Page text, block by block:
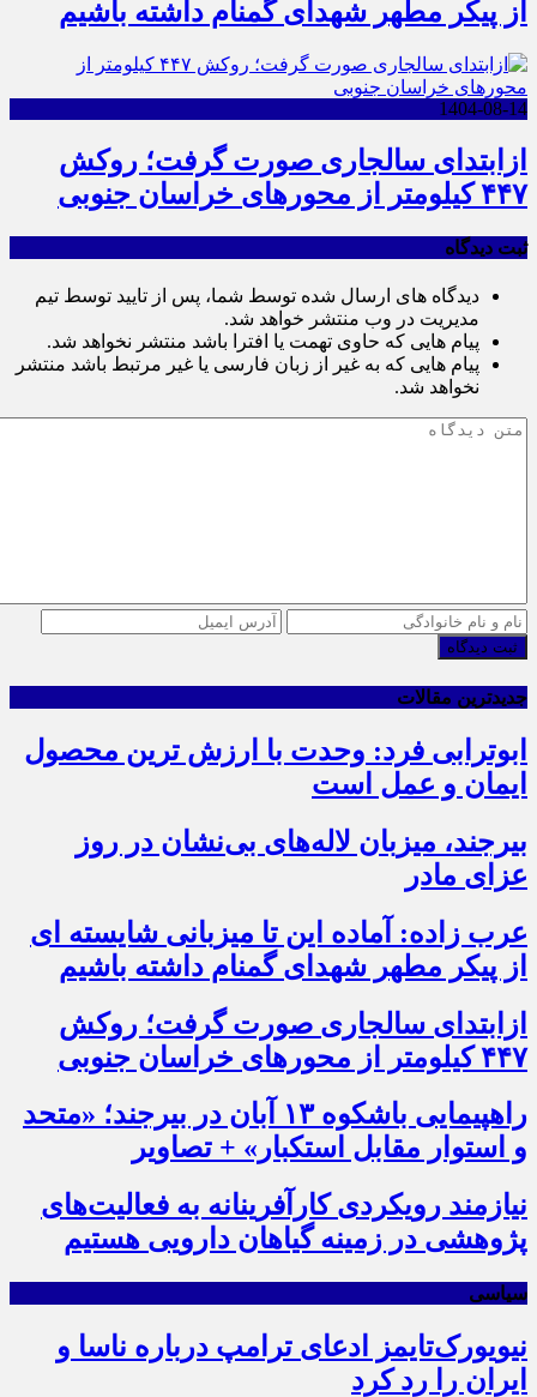
از پیکر مطهر شهدای گمنام داشته باشیم
1404-08-14
ازابتدای سالجاری صورت گرفت؛ روکش
۴۴۷ کیلومتر از محورهای خراسان جنوبی
ثبت دیدگاه
دیدگاه های ارسال شده توسط شما، پس از تایید توسط تیم
مدیریت در وب منتشر خواهد شد.
پیام هایی که حاوی تهمت یا افترا باشد منتشر نخواهد شد.
پیام هایی که به غیر از زبان فارسی یا غیر مرتبط باشد منتشر
نخواهد شد.
ثبت دیدگاه
جدیدترین مقالات
ابوترابی فرد: وحدت با ارزش ترین محصول
ایمان و عمل است
بیرجند، میزبان لاله‌های بی‌نشان در روز
عزای مادر
عرب زاده: آماده این تا میزبانی شایسته ای
از پیکر مطهر شهدای گمنام داشته باشیم
ازابتدای سالجاری صورت گرفت؛ روکش
۴۴۷ کیلومتر از محورهای خراسان جنوبی
راهپیمایی باشکوه ۱۳ آبان در بیرجند؛ «متحد
و استوار مقابل استکبار» + تصاویر
نیازمند رویکردی کارآفرینانه به فعالیت‌های
پژوهشی در زمینه گیاهان دارویی هستیم
سیاسی
نیویورک‌تایمز ادعای ترامپ درباره ناسا و
ایران را رد کرد